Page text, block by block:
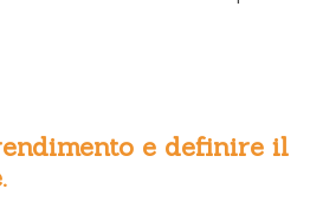
e definire il